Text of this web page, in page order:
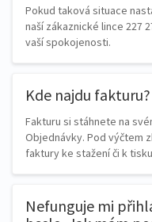
Pokud taková situace
naší zákaznické lince 227
vaší spokojenosti.
Kde najdu fakturu?
Fakturu si stáhnete na
Objednávky. Pod výčtem
faktury ke stažení či k
Nefunguje mi